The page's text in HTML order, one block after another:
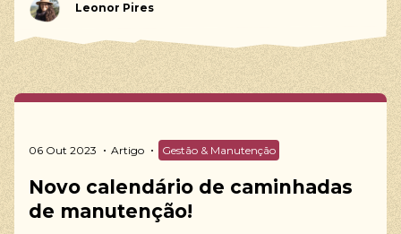
Leonor Pires
06 Out 2023 Artigo Gestão & Manutenção
Novo calendário de caminhadas
de manutenção!